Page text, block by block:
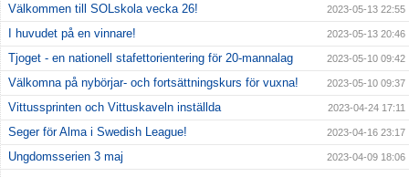
Välkommen till SOLskola vecka 26! 2023-05-13 22:55
I huvudet på en vinnare! 2023-05-13 20:46
Tjoget - en nationell stafettorientering för 20-mannalag 2023-05-10 09:42
Välkomna på nybörjar- och fortsättningskurs för vuxna! 2023-05-10 09:37
Vittussprinten och Vittuskaveln inställda 2023-04-24 17:11
Seger för Alma i Swedish League! 2023-04-16 23:17
Ungdomsserien 3 maj 2023-04-09 18:06